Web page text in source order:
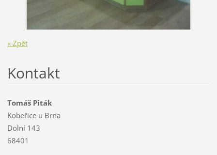
« Zpět
Kontakt
Tomáš Piták
Kobeřice u Brna
Dolní 143
68401